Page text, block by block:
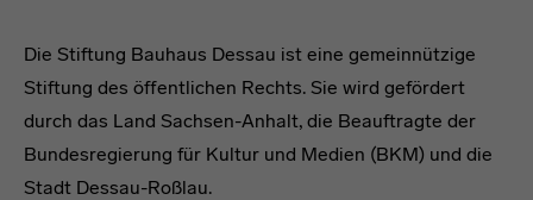
Förderformel
Die Stiftung Bauhaus Dessau ist eine gemeinnützige
Stiftung des öffentlichen Rechts. Sie wird gefördert
durch das Land Sachsen-Anhalt, die Beauftragte der
Bundesregierung für Kultur und Medien (BKM) und die
Stadt Dessau-Roßlau.